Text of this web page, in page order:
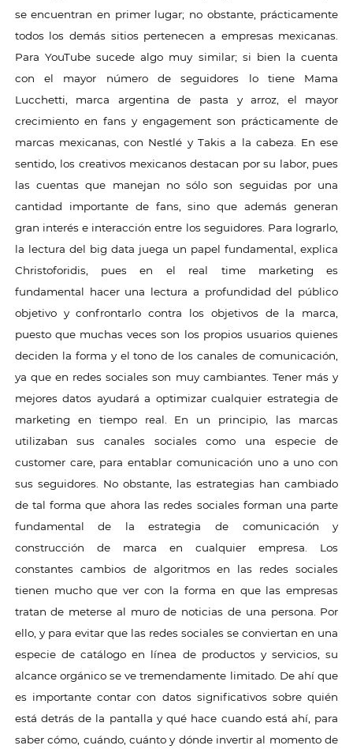
se encuentran en primer lugar; no obstante, prácticamente
todos los demás sitios pertenecen a empresas mexicanas.
Para YouTube sucede algo muy similar; si bien la cuenta
con el mayor número de seguidores lo tiene Mama
Lucchetti, marca argentina de pasta y arroz, el mayor
crecimiento en fans y engagement son prácticamente de
marcas mexicanas, con Nestlé y Takis a la cabeza. En ese
sentido, los creativos mexicanos destacan por su labor, pues
las cuentas que manejan no sólo son seguidas por una
cantidad importante de fans, sino que además generan
gran interés e interacción entre los seguidores. Para lograrlo,
la lectura del big data juega un papel fundamental, explica
Christoforidis, pues en el real time marketing es
fundamental hacer una lectura a profundidad del público
objetivo y confrontarlo contra los objetivos de la marca,
puesto que muchas veces son los propios usuarios quienes
deciden la forma y el tono de los canales de comunicación,
ya que en redes sociales son muy cambiantes. Tener más y
mejores datos ayudará a optimizar cualquier estrategia de
marketing en tiempo real. En un principio, las marcas
utilizaban sus canales sociales como una especie de
customer care, para entablar comunicación uno a uno con
sus seguidores. No obstante, las estrategias han cambiado
de tal forma que ahora las redes sociales forman una parte
fundamental de la estrategia de comunicación y
construcción de marca en cualquier empresa. Los
constantes cambios de algoritmos en las redes sociales
tienen mucho que ver con la forma en que las empresas
tratan de meterse al muro de noticias de una persona. Por
ello, y para evitar que las redes sociales se conviertan en una
especie de catálogo en línea de productos y servicios, su
alcance orgánico se ve tremendamente limitado. De ahí que
es importante contar con datos significativos sobre quién
está detrás de la pantalla y qué hace cuando está ahí, para
saber cómo, cuándo, cuánto y dónde invertir al momento de